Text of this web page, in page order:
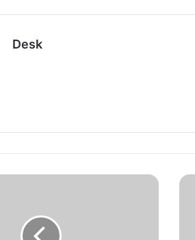
Desk